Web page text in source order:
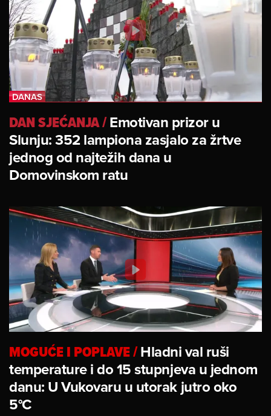
DAN SJEĆANJA/Emotivan prizor u
Slunju: 352 lampiona zasjalo za žrtve
jednog od najtežih dana u
Domovinskom ratu
MOGUĆE I POPLAVE/Hladni val ruši
temperature i do 15 stupnjeva u jednom
danu: U Vukovaru u utorak jutro oko
5°C